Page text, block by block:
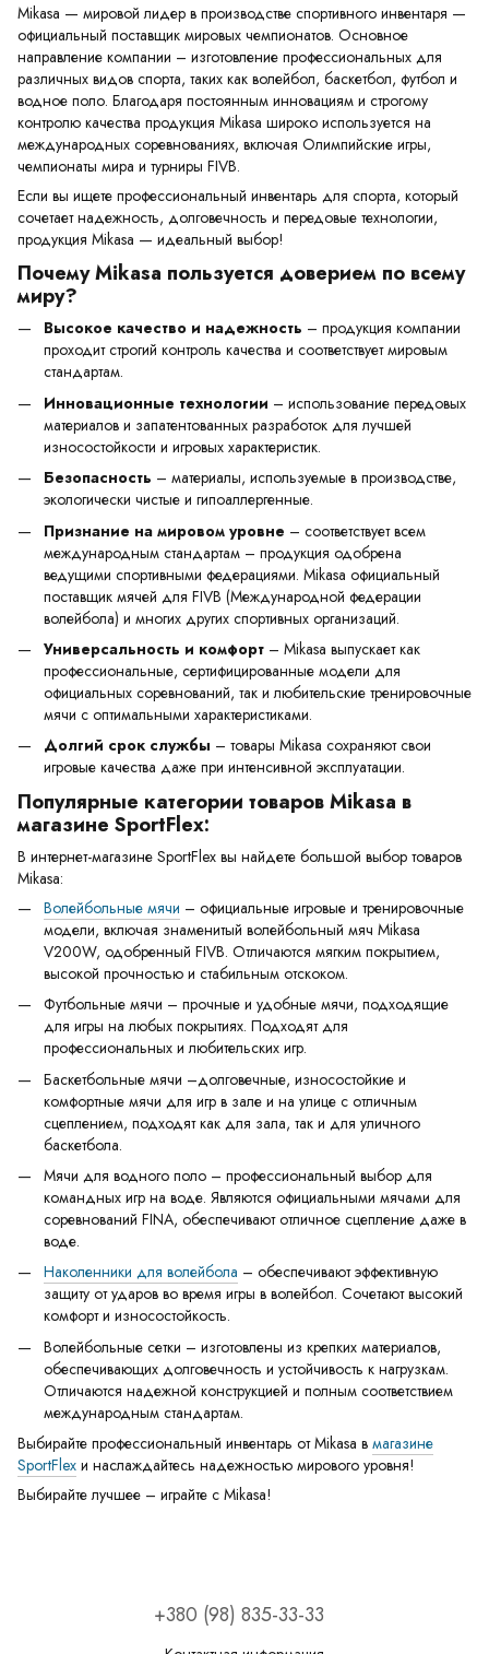
Mikasa — мировой лидер в производстве спортивного инвентаря —
официальный поставщик мировых чемпионатов. Основное
направление компании – изготовление профессиональных для
различных видов спорта, таких как волейбол, баскетбол, футбол и
водное поло. Благодаря постоянным инновациям и строгому
контролю качества продукция Mikasa широко используется на
международных соревнованиях, включая Олимпийские игры,
чемпионаты мира и турниры FIVB.
Если вы ищете профессиональный инвентарь для спорта, который
сочетает надежность, долговечность и передовые технологии,
продукция Mikasa — идеальный выбор!
Почему Mikasa пользуется доверием по всему
миру?
Высокое качество и надежность – продукция компании
проходит строгий контроль качества и соответствует мировым
стандартам.
Инновационные технологии – использование передовых
материалов и запатентованных разработок для лучшей
износостойкости и игровых характеристик.
Безопасность – материалы, используемые в производстве,
экологически чистые и гипоаллергенные.
Признание на мировом уровне – соответствует всем
международным стандартам – продукция одобрена
ведущими спортивными федерациями. Mikasa официальный
поставщик мячей для FIVB (Международной федерации
волейбола) и многих других спортивных организаций.
Универсальность и комфорт – Mikasa выпускает как
профессиональные, сертифицированные модели для
официальных соревнований, так и любительские тренировочные
мячи с оптимальными характеристиками.
Долгий срок службы – товары Mikasa сохраняют свои
игровые качества даже при интенсивной эксплуатации.
Популярные категории товаров Mikasa в
магазине SportFlex:
В интернет-магазине SportFlex вы найдете большой выбор товаров
Mikasa:
Волейбольные мячи – официальные игровые и тренировочные
модели, включая знаменитый волейбольный мяч Mikasa
V200W, одобренный FIVB. Отличаются мягким покрытием,
высокой прочностью и стабильным отскоком.
Футбольные мячи – прочные и удобные мячи, подходящие
для игры на любых покрытиях. Подходят для
профессиональных и любительских игр.
Баскетбольные мячи –долговечные, износостойкие и
комфортные мячи для игр в зале и на улице с отличным
сцеплением, подходят как для зала, так и для уличного
баскетбола.
Мячи для водного поло – профессиональный выбор для
командных игр на воде. Являются официальными мячами для
соревнований FINA, обеспечивают отличное сцепление даже в
воде.
Наколенники для волейбола – обеспечивают эффективную
защиту от ударов во время игры в волейбол. Сочетают высокий
комфорт и износостойкость.
Волейбольные сетки – изготовлены из крепких материалов,
обеспечивающих долговечность и устойчивость к нагрузкам.
Отличаются надежной конструкцией и полным соответствием
международным стандартам.
Выбирайте профессиональный инвентарь от Mikasa в магазине
SportFlex и наслаждайтесь надежностью мирового уровня!
Выбирайте лучшее – играйте с Mikasa!
+380 (98) 835-33-33